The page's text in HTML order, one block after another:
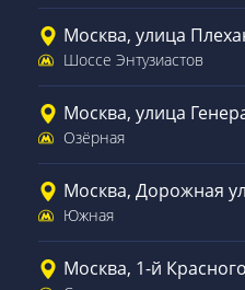
Москва, улица
Шоссе Энтузиастов
Москва, улица
Озёрная
Москва, Дорожная
Южная
Москва, 1-й